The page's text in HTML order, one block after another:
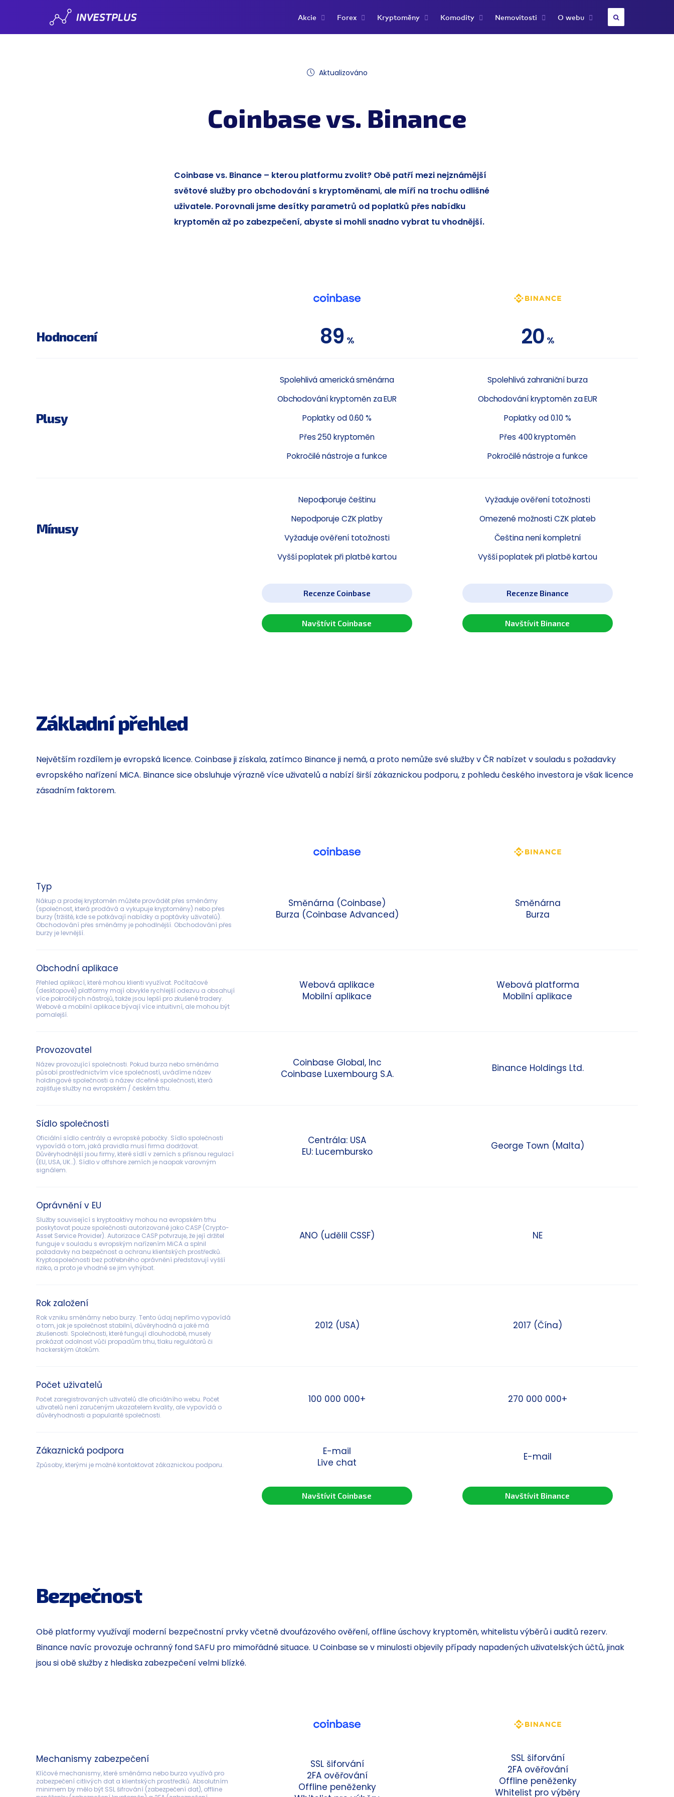
Aktualizováno
Coinbase vs. Binance
Coinbase vs. Binance – kterou platformu zvolit? Obě patří mezi nejznámější
světové služby pro obchodování s kryptoměnami, ale míří na trochu odlišné
uživatele. Porovnali jsme desítky parametrů od poplatků přes nabídku
kryptoměn až po zabezpečení, abyste si mohli snadno vybrat tu vhodnější.
Hodnocení 89 % 20 %
Plusy
Spolehlivá americká směnárna
Obchodování kryptoměn za EUR
Poplatky od 0.60 %
Přes 250 kryptoměn
Pokročilé nástroje a funkce
Spolehlivá zahraniční burza
Obchodování kryptoměn za EUR
Poplatky od 0.10 %
Přes 400 kryptoměn
Pokročilé nástroje a funkce
Mínusy
Nepodporuje češtinu
Nepodporuje CZK platby
Vyžaduje ověření totožnosti
Vyšší poplatek při platbě kartou
Vyžaduje ověření totožnosti
Omezené možnosti CZK plateb
Čeština není kompletní
Vyšší poplatek při platbě kartou
Recenze Coinbase
Navštívit Coinbase
Recenze Binance
Navštívit Binance
Základní přehled
Největším rozdílem je evropská licence. Coinbase ji získala, zatímco Binance ji nemá, a proto nemůže své služby v ČR nabízet v souladu s požadavky
evropského nařízení MiCA. Binance sice obsluhuje výrazně více uživatelů a nabízí širší zákaznickou podporu, z pohledu českého investora je však licence
zásadním faktorem.
Typ
Nákup a prodej kryptoměn můžete provádět přes směnárny
(společnost, která prodává a vykupuje kryptoměny) nebo přes
burzy (tržiště, kde se potkávají nabídky a poptávky uživatelů).
Obchodování přes směnárny je pohodlnější. Obchodování přes
burzy je levnější.
Směnárna (Coinbase)
Burza (Coinbase Advanced)
Směnárna
Burza
Obchodní aplikace
Přehled aplikací, které mohou klienti využívat. Počítačové
(desktopové) platformy mají obvykle rychlejší odezvu a obsahují
více pokročilých nástrojů, takže jsou lepší pro zkušené tradery.
Webové a mobilní aplikace bývají více intuitivní, ale mohou být
pomalejší.
Webová aplikace
Mobilní aplikace
Webová platforma
Mobilní aplikace
Provozovatel
Název provozující společnosti. Pokud burza nebo směnárna
působí prostřednictvím více společností, uvádíme název
holdingové společnosti a název dceřiné společnosti, která
zajišťuje služby na evropském / českém trhu.
Coinbase Global, Inc
Coinbase Luxembourg S.A.
Binance Holdings Ltd.
Sídlo společnosti
Oficiální sídlo centrály a evropské pobočky. Sídlo společnosti
vypovídá o tom, jaká pravidla musí firma dodržovat.
Důvěryhodnější jsou firmy, které sídlí v zemích s přísnou regulací
(EU, USA, UK…). Sídlo v offshore zemích je naopak varovným
signálem.
Centrála: USA
EU: Lucembursko
George Town (Malta)
Oprávnění v EU
Služby související s kryptoaktivy mohou na evropském trhu
poskytovat pouze společnosti autorizované jako CASP (Crypto-
Asset Service Provider). Autorizace CASP potvrzuje, že její držitel
funguje v souladu s evropským nařízením MiCA a splnil
požadavky na bezpečnost a ochranu klientských prostředků.
Kryptospolečnosti bez potřebného oprávnění představují vyšší
riziko, a proto je vhodné se jim vyhýbat.
ANO (udělil CSSF) NE
Rok založení
Rok vzniku směnárny nebo burzy. Tento údaj nepřímo vypovídá
o tom, jak je společnost stabilní, důvěryhodná a jaké má
zkušenosti. Společnosti, které fungují dlouhodobě, musely
prokázat odolnost vůči propadům trhu, tlaku regulátorů či
hackerským útokům.
2012 (USA) 2017 (Čína)
Počet uživatelů
Počet zaregistrovaných uživatelů dle oficiálního webu. Počet
uživatelů není zaručeným ukazatelem kvality, ale vypovídá o
důvěryhodnosti a popularitě společnosti.
100 000 000+ 270 000 000+
Zákaznická podpora
Způsoby, kterými je možné kontaktovat zákaznickou podporu.
E-mail
Live chat
E-mail
Navštívit Coinbase Navštívit Binance
Bezpečnost
Obě platformy využívají moderní bezpečnostní prvky včetně dvoufázového ověření, offline úschovy kryptoměn, whitelistu výběrů i auditů rezerv.
Binance navíc provozuje ochranný fond SAFU pro mimořádné situace. U Coinbase se v minulosti objevily případy napadených uživatelských účtů, jinak
jsou si obě služby z hlediska zabezpečení velmi blízké.
Mechanismy zabezpečení
Klíčové mechanismy, které směnárna nebo burza využívá pro
zabezpečení citlivých dat a klientských prostředků. Absolutním
minimem by mělo být SSL šifrování (zabezpečení dat), offline
SSL šiforvání
2FA ověřování
Offline peněženky
SSL šiforvání
2FA ověřování
Offline peněženky
Whitelist pro výběry
Akcie Forex Kryptoměny Komodity Nemovitosti O webu